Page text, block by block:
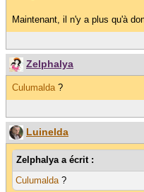
Maintenant, il n'y a plus qu'à
Zelphalya
Culumalda?
Luinelda
Zelphalya a écrit :
Culumalda?